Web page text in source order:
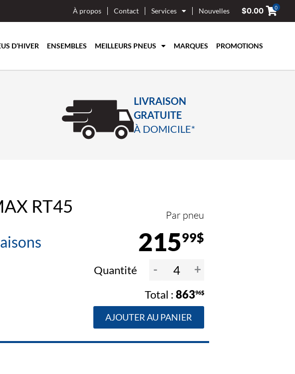
À propos Contact Services Nouvelles $0.00 0
D’HIVER ENSEMBLES MEILLEURS PNEUS MARQUES PROMOTIONS
LIVRAISON
GRATUITE
À DOMICILE*
RT45 Par pneu
21599$
Quantité - +
86396$
AJOUTER AU PANIER